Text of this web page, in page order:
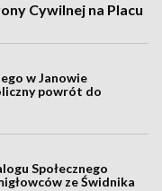
Cywilnej na Placu
w Janowie
powrót do
Społecznego
ze Świdnika